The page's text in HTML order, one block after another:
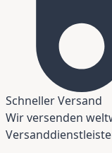
Schneller Versand
Wir versenden